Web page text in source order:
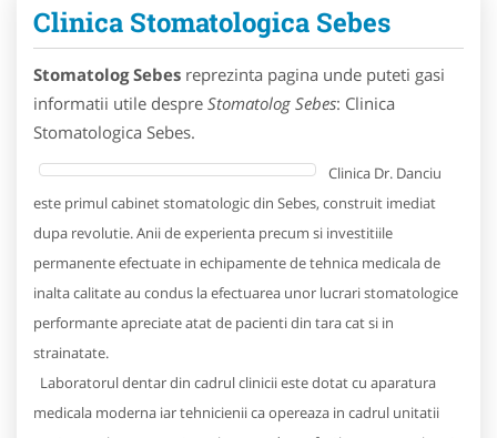
Clinica Stomatologica Sebes
Stomatolog Sebes reprezinta pagina unde puteti gasi
informatii utile despre Stomatolog Sebes: Clinica
Stomatologica Sebes.
Clinica Dr. Danciu
este primul cabinet stomatologic din Sebes, construit imediat
dupa revolutie. Anii de experienta precum si investitiile
permanente efectuate in echipamente de tehnica medicala de
inalta calitate au condus la efectuarea unor lucrari stomatologice
performante apreciate atat de pacienti din tara cat si in
strainatate.
Laboratorul dentar din cadrul clinicii este dotat cu aparatura
medicala moderna iar tehnicienii ca opereaza in cadrul unitatii